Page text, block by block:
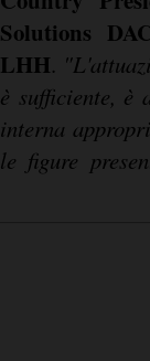
Solutions
LHH.
è sufficiente, è
interna
le figure